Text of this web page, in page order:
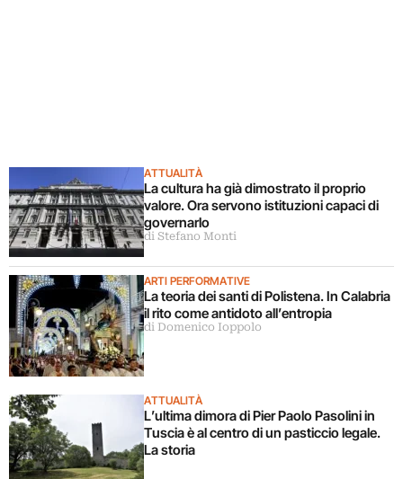
ATTUALITÀ
La cultura ha già dimostrato il proprio
valore. Ora servono istituzioni capaci di
governarlo
di Stefano Monti
ARTI PERFORMATIVE
La teoria dei santi di Polistena. In Calabria
il rito come antidoto all’entropia
di Domenico Ioppolo
ATTUALITÀ
L’ultima dimora di Pier Paolo Pasolini in
Tuscia è al centro di un pasticcio legale.
La storia